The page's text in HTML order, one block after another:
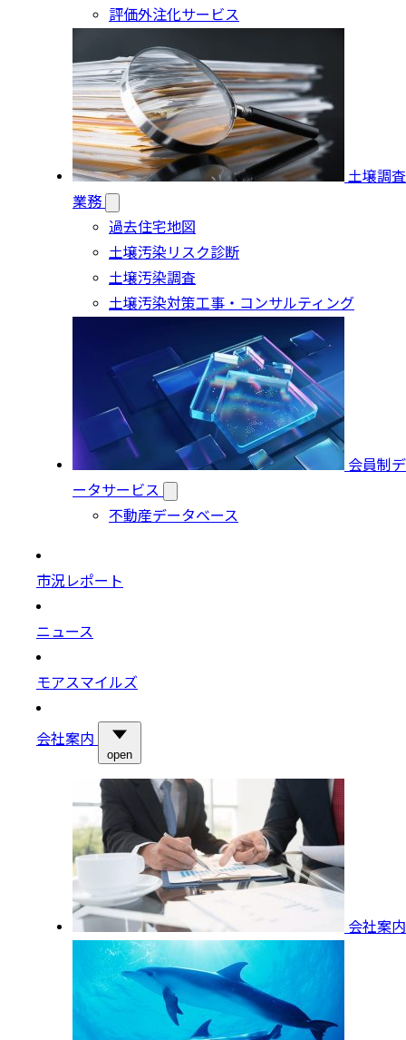
評価外注化サービス
土壌調査
業務
過去住宅地図
土壌汚染リスク診断
土壌汚染調査
土壌汚染対策工事・コンサルティング
会員制デ
ータサービス
不動産データベース
市況レポート
ニュース
モアスマイルズ
会社案内
open
会社案内